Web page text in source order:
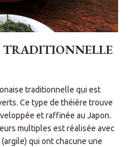
TRADITIONNELLE
traditionnelle qui est
Ce type de théière trouve
et raffinée au Japon.
multiples est réalisée avec
qui ont chacune une